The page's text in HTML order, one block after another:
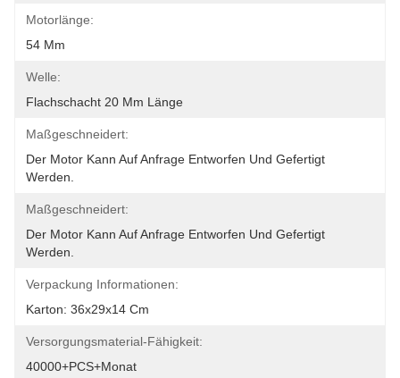
Motorlänge:
54 Mm
Welle:
Flachschacht 20 Mm Länge
Maßgeschneidert:
Der Motor Kann Auf Anfrage Entworfen Und Gefertigt
Werden.
Maßgeschneidert:
Der Motor Kann Auf Anfrage Entworfen Und Gefertigt
Werden.
Verpackung Informationen:
Karton: 36x29x14 Cm
Versorgungsmaterial-Fähigkeit:
40000+PCS+Monat